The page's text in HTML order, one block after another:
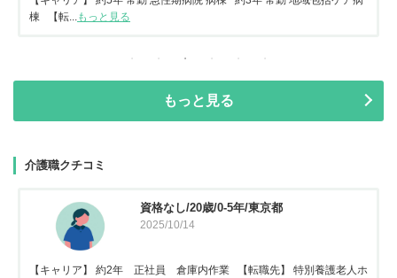
棟 【転...もっと見る
もっと見る
介護職クチコミ
資格なし/20歳/0-5年/東京都
2025/10/14
【キャリア】 約2年 正社員 倉庫内作業 【転職先】 特別養護老人ホ